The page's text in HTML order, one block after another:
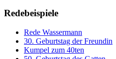
Redebeispiele
Rede Wassermann
30. Geburtstag der Freundin
Kumpel zum 40ten